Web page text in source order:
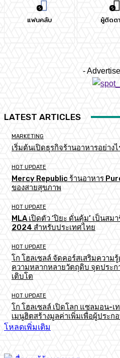
0
แฟนคลับ
0
ผู้ติดต
-
LATEST ARTICLES
MARKETING
เริ่มต้นเปิดธุรกิจร้านอาหารอย่าง
HOT UPDATE
Mercy Republic ร้านอาหาร
ของสายสุขภาพ
HOT UPDATE
MLA เปิดตัว ‘ปิยะ ดั่นคุ้ม’ เป็นส
2024 สำหรับประเทศไทย
HOT UPDATE
โก โฮลเซลล์ จัดคอร์สเสริมควา
ความหลากหลายวัตถุดิบ จุดประ
เติบโต
HOT UPDATE
โก โฮลเซลล์ เปิดโลก แซลมอน-
เมนูฮิตสร้างมูลค่าเพิ่มเพื่อผู้ประก
โหลดเพิ่มเติม